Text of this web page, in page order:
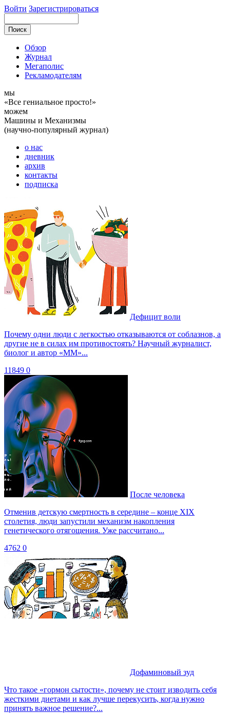
Войти Зарегистрироваться
Обзор
Журнал
Мегаполис
Рекламодателям
мы
«Все гениальное просто!»
можем
Машины и Механизмы
(научно-популярный журнал)
о нас
дневник
архив
контакты
подписка
Дефицит воли
Почему одни люди с легкостью отказываются от соблазнов, а
другие не в силах им противостоять? Научный журналист,
биолог и автор «ММ»...
11849 0
После человека
Отменив детскую смертность в середине – конце XIX
столетия, люди запустили механизм накопления
генетического отягощения. Уже рассчитано...
4762 0
Дофаминовый зуд
Что такое «гормон сытости», почему не стоит изводить себя
жесткими диетами и как лучше перекусить, когда нужно
принять важное решение?...